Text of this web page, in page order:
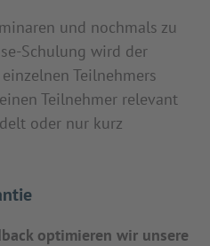
und nochmals zu
Schulung wird der
Teilnehmers
Teilnehmer relevant
oder nur kurz
optimieren wir unsere